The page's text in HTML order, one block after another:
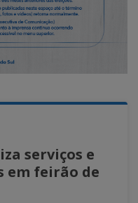
serviços e
em feirão de